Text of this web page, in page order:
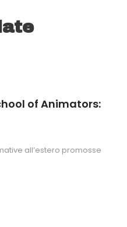
of Animators:
all’estero promosse